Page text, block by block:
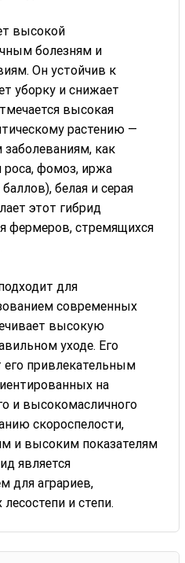
высокой
болезням и
Он устойчив к
уборку и снижает
высокая
растению —
как
роса, фомоз, иржа
белая и серая
этот гибрид
стремящихся
для
современных
высокую
уходе. Его
его привлекательным
на
и высокомасличного
скороспелости,
и высоким показателям
является
для аграриев,
и степи.